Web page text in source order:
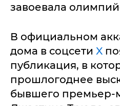
завоевала
В официальном
дома в соцсети X
публикация, в
прошлогоднее
бывшего премьер-